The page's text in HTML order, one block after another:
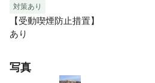
対策あり
【受動喫煙防止措置】
あり
写真